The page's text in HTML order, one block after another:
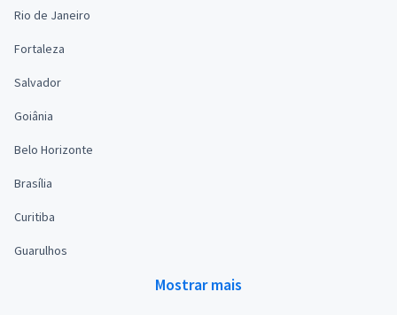
Rio de Janeiro
Fortaleza
Salvador
Goiânia
Belo Horizonte
Brasília
Curitiba
Guarulhos
Mostrar mais